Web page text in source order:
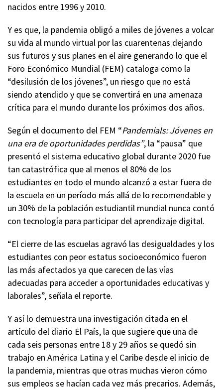
nacidos entre 1996 y 2010.
Y es que, la pandemia obligó a miles de jóvenes a volcar
su vida al mundo virtual por las cuarentenas dejando
sus futuros y sus planes en el aire generando lo que el
Foro Económico Mundial (FEM) cataloga como la
“desilusión de los jóvenes”, un riesgo que no está
siendo atendido y que se convertirá en una amenaza
crítica para el mundo durante los próximos dos años.
Según el documento del FEM “Pandemials: Jóvenes en
una era de oportunidades perdidas”, la “pausa” que
presentó el sistema educativo global durante 2020 fue
tan catastrófica que al menos el 80% de los
estudiantes en todo el mundo alcanzó a estar fuera de
la escuela en un período más allá de lo recomendable y
un 30% de la población estudiantil mundial nunca contó
con tecnología para participar del aprendizaje digital.
“El cierre de las escuelas agravó las desigualdades y los
estudiantes con peor estatus socioeconómico fueron
las más afectados ya que carecen de las vías
adecuadas para acceder a oportunidades educativas y
laborales”, señala el reporte.
Y así lo demuestra una investigación citada en el
artículo del diario El País, la que sugiere que una de
cada seis personas entre 18 y 29 años se quedó sin
trabajo en América Latina y el Caribe desde el inicio de
la pandemia, mientras que otras muchas vieron cómo
sus empleos se hacían cada vez más precarios. Además,